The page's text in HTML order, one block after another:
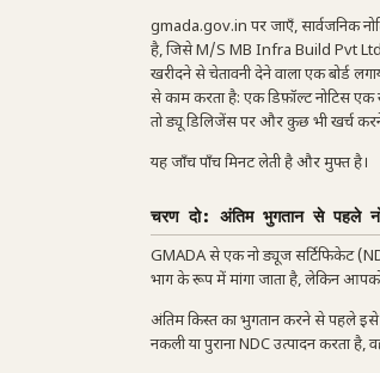
gmada.gov.in पर जाएँ, सार्वजनिक
है, जिसे M/S MB Infra Build Pvt Ltd
खरीदने से चेतावनी देने वाला एक बोर्ड
से काम करता है: एक डिफ़ॉल्ट नोटिस एक
तो ड्यू डिलिजेंस पर और कुछ भी खर्च
यह जाँच पाँच मिनट लेती है और मुफ्त है।
चरण दो: अंतिम भुगतान से पहले
GMADA से एक नो ड्यूज सर्टिफिकेट
भाग के रूप में मांगा जाता है, लेकिन
अंतिम किस्त का भुगतान करने से पहले इसे
नकली या पुराना NDC उत्पादन करता